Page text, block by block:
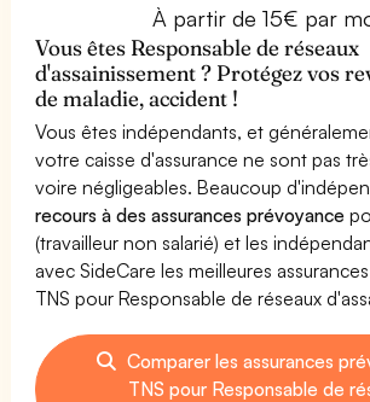
À partir de 15€ par
Vous êtes Responsable de réseaux
d'assainissement ? Protégez vos
de maladie, accident !
Vous êtes indépendants, et
votre caisse d'assurance ne sont pas
voire négligeables. Beaucoup
recours à des assurances prévoyance
(travailleur non salarié) et les
avec SideCare les meilleures
TNS pour Responsable de réseaux
Comparer les assurances
TNS pour Responsable de